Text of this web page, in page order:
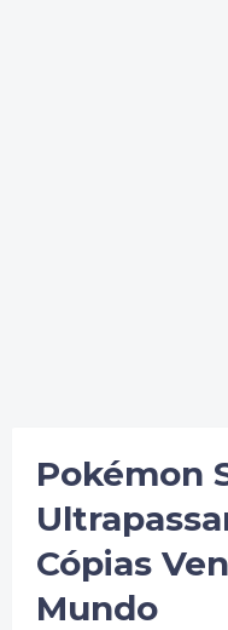
Pokémon
Cópias
Mundo